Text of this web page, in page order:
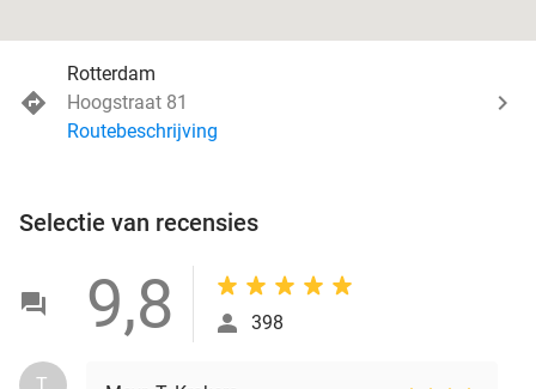
Rotterdam
Hoogstraat 81
Routebeschrijving
Selectie van recensies
9,8 398